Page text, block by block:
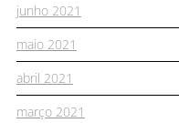
junho 2021
maio 2021
abril 2021
março 2021